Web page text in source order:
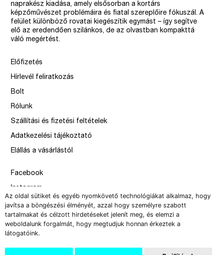
Az oldal sütiket és egyéb nyomkövető technológiákat alkalmaz, hogy
javítsa a böngészési élményét, azzal hogy személyre szabott
tartalmakat és célzott hirdetéseket jelenít meg, és elemzi a
weboldalunk forgalmát, hogy megtudjuk honnan érkeztek a
látogatóink.
naprakész kiadása, amely elsősorban a kortárs
képzőművészet problémáira és fiatal szereplőire fókuszál. A
felület különböző rovatai kiegészítik egymást – így segítve
elő az eredendően szilánkos, de az olvastban kompakttá
váló megértést.
Előfizetés
Hírlevél feliratkozás
Bolt
Rólunk
Szállítási és fizetési feltételek
Adatkezelési tájékoztató
Elállás a vásárlástól
Facebook
Instagram
Issue
–
design by Solymosi Mór, Sirbik Attila
webbyzolka